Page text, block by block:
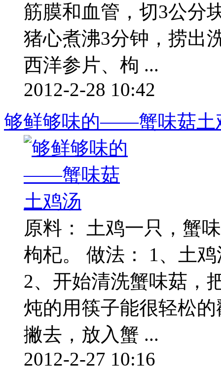
筋膜和血管，切3公分
猪心煮沸3分钟，捞出
西洋参片、枸 ...
2012-2-28 10:42
够鲜够味的——蟹味菇土
原料： 土鸡一只，蟹
枸杞。 做法： 1、土
2、开始清洗蟹味菇，
炖的用筷子能很轻松
撇去，放入蟹 ...
2012-2-27 10:16